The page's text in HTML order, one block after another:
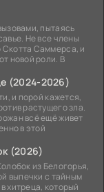
пытаясь
Не все члены
Саммерса, и
новой роли. В
(2024-2026)
и порой кажется,
растущего зла.
всё ещё живет
в этой
(2026)
из Белогорья,
выпечки с тайным
хитреца, который